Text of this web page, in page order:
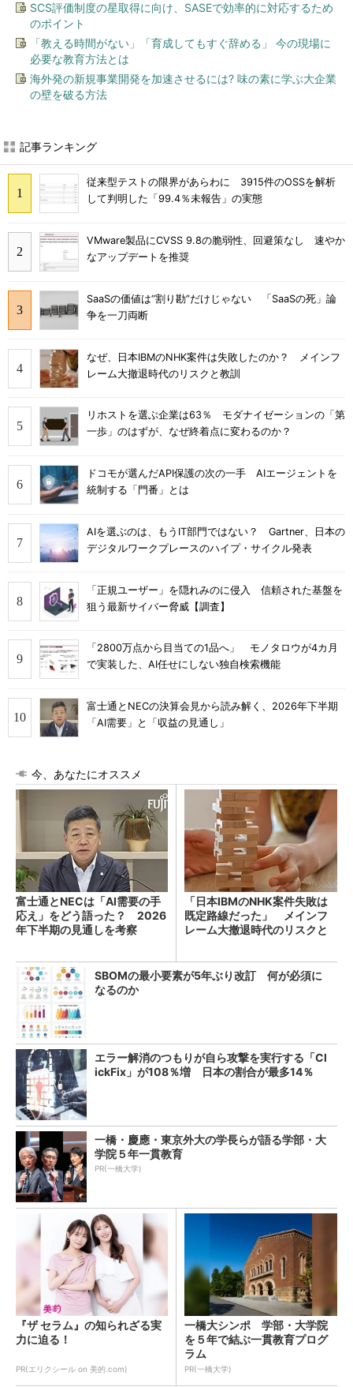
SCS評価制度の星取得に向け、SASEで効率的に対応するため
のポイント
「教える時間がない」「育成してもすぐ辞める」 今の現場に
必要な教育方法とは
海外発の新規事業開発を加速させるには? 味の素に学ぶ大企業
の壁を破る方法
記事ランキング
従来型テストの限界があらわに 3915件のOSSを解析
して判明した「99.4％未報告」の実態
VMware製品にCVSS 9.8の脆弱性、回避策なし 速やか
なアップデートを推奨
SaaSの価値は“割り勘”だけじゃない 「SaaSの死」論
争を一刀両断
なぜ、日本IBMのNHK案件は失敗したのか？ メインフ
レーム大撤退時代のリスクと教訓
リホストを選ぶ企業は63％ モダナイゼーションの「第
一歩」のはずが、なぜ終着点に変わるのか？
ドコモが選んだAPI保護の次の一手 AIエージェントを
統制する「門番」とは
AIを選ぶのは、もうIT部門ではない？ Gartner、日本の
デジタルワークプレースのハイプ・サイクル発表
「正規ユーザー」を隠れみのに侵入 信頼された基盤を
狙う最新サイバー脅威【調査】
「2800万点から目当ての1品へ」 モノタロウが4カ月
で実装した、AI任せにしない独自検索機能
富士通とNECの決算会見から読み解く、2026年下半期
「AI需要」と「収益の見通し」
今、あなたにオススメ
富士通とNECは「AI需要の手
応え」をどう語った？ 2026
年下半期の見通しを考察
「日本IBMのNHK案件失敗は
既定路線だった」 メインフ
レーム大撤退時代のリスクと
SBOMの最小要素が5年ぶり改訂 何が必須に
なるのか
エラー解消のつもりが自ら攻撃を実行する「Cl
ickFix」が108％増 日本の割合が最多14％
一橋・慶應・東京外大の学長らが語る学部・大
学院５年一貫教育
PR(一橋大学)
『ザ セラム』の知られざる実
力に迫る！
PR(エリクシール on 美的.com)
一橋大シンポ 学部・大学院
を５年で結ぶ一貫教育プログ
ラム
PR(一橋大学)